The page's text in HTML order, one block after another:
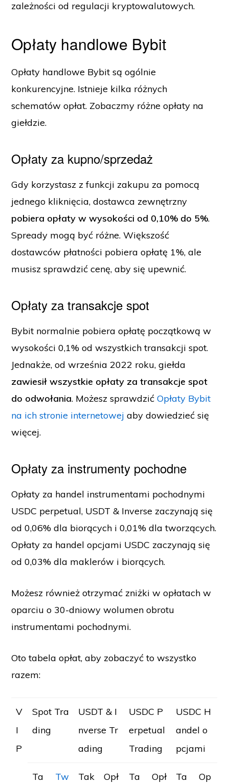
zależności od regulacji kryptowalutowych.
Opłaty handlowe Bybit
Opłaty handlowe Bybit są ogólnie
konkurencyjne. Istnieje kilka różnych
schematów opłat. Zobaczmy różne opłaty na
giełdzie.
Opłaty za kupno/sprzedaż
Gdy korzystasz z funkcji zakupu za pomocą
jednego kliknięcia, dostawca zewnętrzny
pobiera opłaty w wysokości od 0,10% do 5%.
Spready mogą być różne. Większość
dostawców płatności pobiera opłatę 1%, ale
musisz sprawdzić cenę, aby się upewnić.
Opłaty za transakcje spot
Bybit normalnie pobiera opłatę początkową w
wysokości 0,1% od wszystkich transakcji spot.
Jednakże, od września 2022 roku, giełda
zawiesił wszystkie opłaty za transakcje spot
do odwołania. Możesz sprawdzićOpłaty Bybit
na ich stronie internetowej aby dowiedzieć się
więcej.
Opłaty za instrumenty pochodne
Opłaty za handel instrumentami pochodnymi
USDC perpetual, USDT & Inverse zaczynają się
od 0,06% dla biorących i 0,01% dla tworzących.
Opłaty za handel opcjami USDC zaczynają się
od 0,03% dla maklerów i biorących.
Możesz również otrzymać zniżki w opłatach w
oparciu o 30-dniowy wolumen obrotu
instrumentami pochodnymi.
Oto tabela opłat, aby zobaczyć to wszystko
razem:
V
I
P
Spot Tra
ding
USDT & I
nverse Tr
ading
USDC P
erpetual
Trading
USDC H
andel o
pcjami
Ta Tw Tak Opł Ta Opł Ta Op